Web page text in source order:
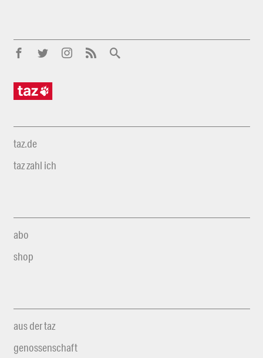
taz.de
taz zahl ich
abo
shop
aus der taz
genossenschaft